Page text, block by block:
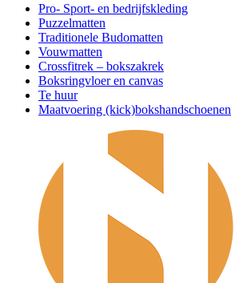
Pro- Sport- en bedrijfskleding
Puzzelmatten
Traditionele Budomatten
Vouwmatten
Crossfitrek – bokszakrek
Boksringvloer en canvas
Te huur
Maatvoering (kick)bokshandschoenen